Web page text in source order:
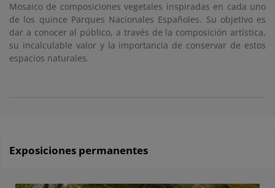
Mosaico de composiciones vegetales inspiradas en cada uno
de los quince Parques Nacionales Españoles. Su objetivo es
dar a conocer al público, a través de la composición artística,
su incalculable valor y la importancia de conservar de estos
espacios naturales.
Exposiciones permanentes